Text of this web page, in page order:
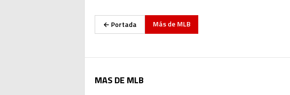
← Portada Más de MLB
MAS DE MLB